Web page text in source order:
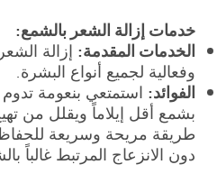
خدمات إزالة الشعر بالشمع:
الخدمات المقدمة: إزالة
وفعالية لجميع أنواع البشرة.
الفوائد: استمتعي بنعومة تدوم
بشمع أقل إيلاماً ويقلل من
طريقة مريحة وسريعة
دون الانزعاج المرتبط غالباً